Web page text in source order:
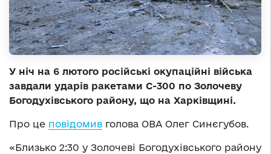
У ніч на 6 лютого російські окупаційні війська
завдали ударів ракетами С-300 по Золочеву
Богодухівського району, що на Харківщині.
Про це повідомив голова ОВА Олег Синєгубов.
«Близько 2:30 у Золочеві Богодухівського району